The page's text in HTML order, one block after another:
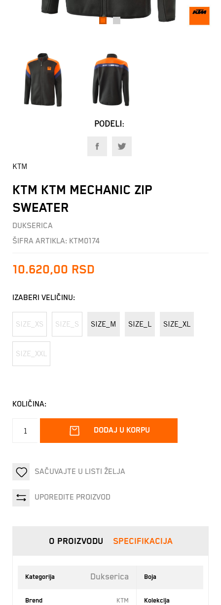
1
PODELI:
KTM
KTM KTM MECHANIC ZIP
SWEATER
DUKSERICA
ŠIFRA ARTIKLA: KTM0174
10.620,00 RSD
IZABERI VELIČINU:
SIZE_XS SIZE_S SIZE_M SIZE_L SIZE_XL
SIZE_XXL
KOLIČINA:
DODAJ U KORPU
SAČUVAJTE U LISTI ŽELJA
UPOREDITE PROIZVOD
SPECIFIKACIJA
O PROIZVODU
Kategorija Dukserica Boja
Brend KTM Kolekcija